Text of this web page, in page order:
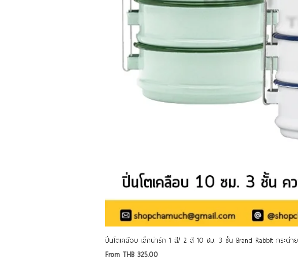
ปิ่นโตเคลือบ เล็กน่ารัก 1 สี/ 2 สี 10 ซม. 3 ชั้น Brand Rabbit กระต่าย
From THB 325.00
Sale Price